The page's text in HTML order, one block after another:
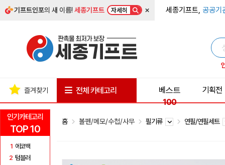
기프트인포의 새 이름!세종기프트 자세히 × 세종기프트, 공공기
인기카테고리
TOP 10
1 에코백
2 텀블러
즐겨찾기 전체 카테고리
베스트
100
기획전
홈 볼펜/메모/수첩/사무 필기류 연필/연필세트